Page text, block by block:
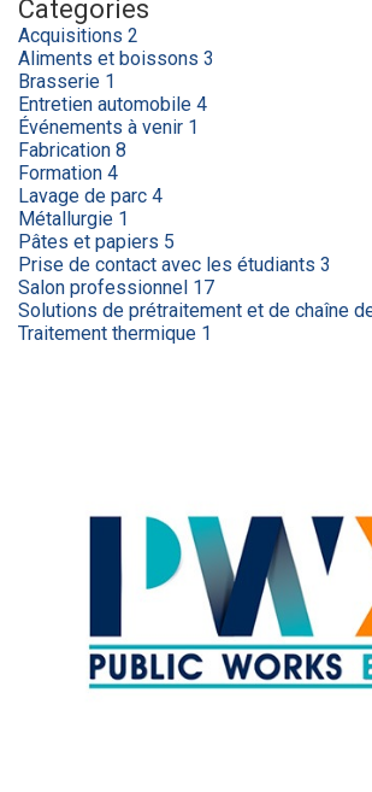
Categories
Acquisitions 2
Aliments et boissons 3
Brasserie 1
Entretien automobile 4
Événements à venir 1
Fabrication 8
Formation 4
Lavage de parc 4
Métallurgie 1
Pâtes et papiers 5
Prise de contact avec les étudiants 3
Salon professionnel 17
Solutions de prétraitement et de chaîne
Traitement thermique 1